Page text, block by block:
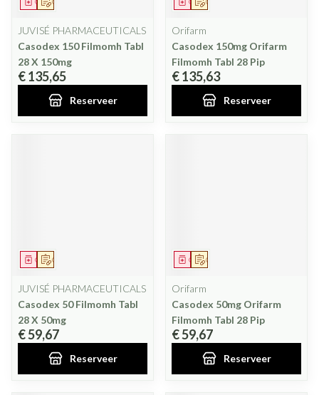
JUVISÉ PHARMACEUTICALS
Casodex 150 Filmomh Tabl
28 X 150mg
€ 135,65
Reserveer
Orifarm
Casodex 150mg Orifarm
Filmomh Tabl 28 Pip
€ 135,63
Reserveer
Op voorschrift
Geneesmiddel
JUVISÉ PHARMACEUTICALS
Casodex 50 Filmomh Tabl
28 X 50mg
€ 59,67
Reserveer
Op voorschrift
Geneesmiddel
Orifarm
Casodex 50mg Orifarm
Filmomh Tabl 28 Pip
€ 59,67
Reserveer